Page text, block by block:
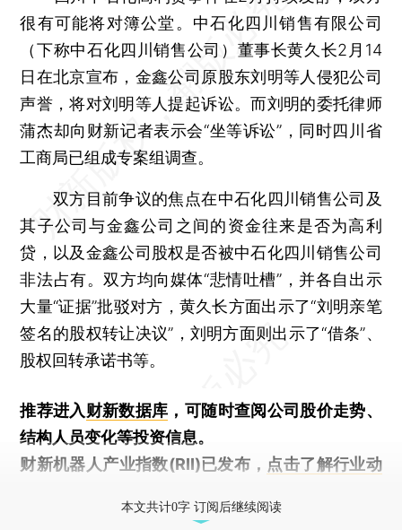
很有可能将对簿公堂。中石化四川销售有限公司
（下称中石化四川销售公司）董事长黄久长2月14
日在北京宣布，金鑫公司原股东刘明等人侵犯公司
声誉，将对刘明等人提起诉讼。而刘明的委托律师
蒲杰却向财新记者表示会“坐等诉讼”，同时四川省
工商局已组成专案组调查。
双方目前争议的焦点在中石化四川销售公司及
其子公司与金鑫公司之间的资金往来是否为高利
贷，以及金鑫公司股权是否被中石化四川销售公司
非法占有。双方均向媒体“悲情吐槽”，并各自出示
大量“证据”批驳对方，黄久长方面出示了“刘明亲笔
签名的股权转让决议”，刘明方面则出示了“借条”、
股权回转承诺书等。
推荐进入财新数据库 ，可随时查阅公司股价走势、
结构人员变化等投资信息。
财新机器人产业指数(RII)已发布， 点击了解行业动
本文共计0字 订阅后继续阅读